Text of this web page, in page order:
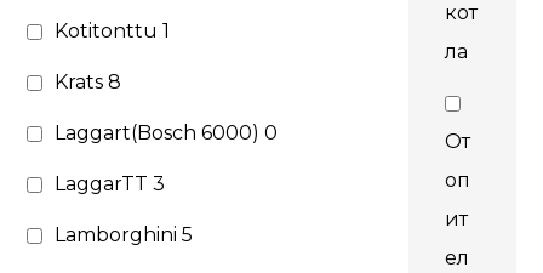
Kotitonttu1
Krats8
Laggart(Bosch 6000)0
LaggarTT3
Lamborghini5
кот
ла
От
оп
ит
ел